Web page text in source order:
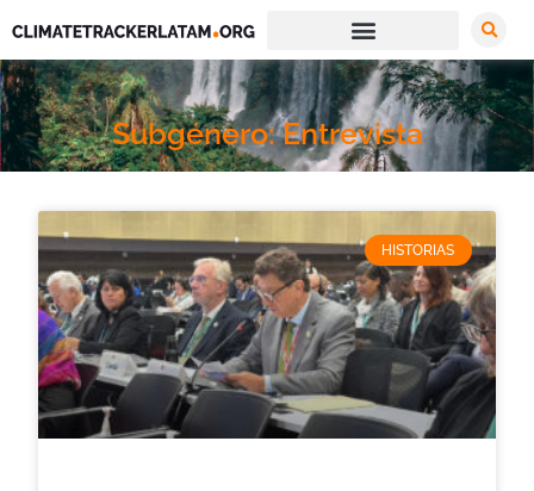
Subgénero: Entrevista
HISTORIAS